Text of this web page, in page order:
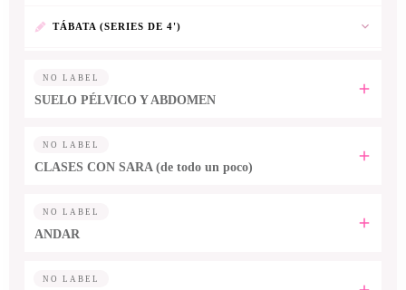
TÁBATA (SERIES DE 4')
NO LABEL
SUELO PÉLVICO Y ABDOMEN
NO LABEL
CLASES CON SARA (de todo un poco)
NO LABEL
ANDAR
NO LABEL